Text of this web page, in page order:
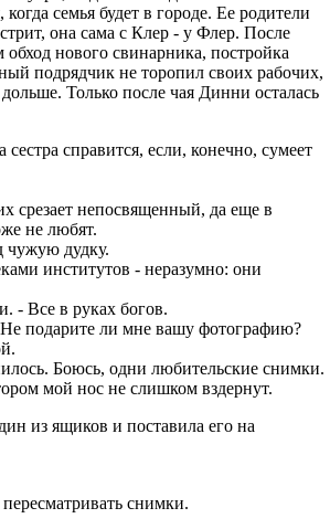
семья будет в городе. Ее родители
она сама с Клер - у Флер. После
обход нового свинарника, постройка
подрядчик не торопил своих рабочих,
Только после чая Динни осталась
справится, если, конечно, сумеет
срезает непосвященный, да еще в
не любят.
чужую дудку.
институтов - неразумно: они
- Все в руках богов.
подарите ли мне вашу фотографию?
Боюсь, одни любительские снимки.
мой нос не слишком вздернут.
из ящиков и поставила его на
снимки.